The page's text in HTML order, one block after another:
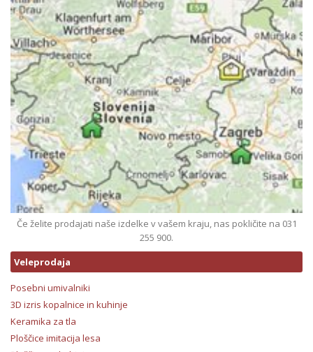
Če želite prodajati naše izdelke v vašem kraju, nas pokličite na 031
255 900.
Veleprodaja
Posebni umivalniki
3D izris kopalnice in kuhinje
Keramika za tla
Ploščice imitacija lesa